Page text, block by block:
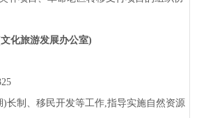
化旅游发展办公室)
制、移民开发等工作,指导实施自然资源